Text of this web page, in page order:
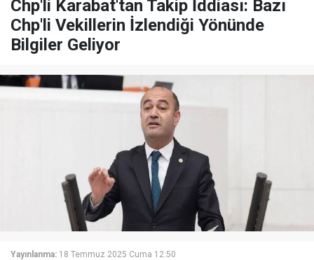
Chp'li Karabat'tan Takip İddiası: Bazı
Chp'li Vekillerin İzlendiği Yönünde
Bilgiler Geliyor
Yayınlanma: 18 Temmuz 2025 Cuma 12:50